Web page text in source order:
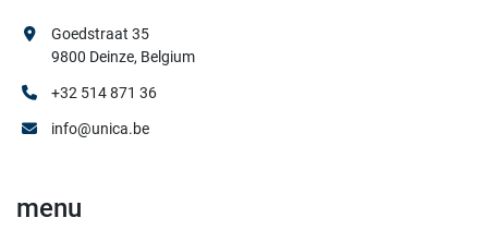
Goedstraat 35
9800 Deinze, Belgium
+32 514 871 36
info@unica.be
menu